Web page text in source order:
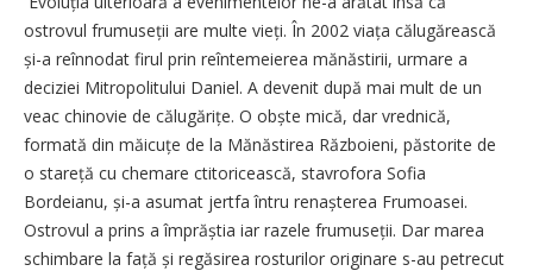
ostrovul frumuseții are multe vieți. În 2002 viața călugărească
și-a reînnodat firul prin reîntemeierea mănăstirii, urmare a
deciziei Mitropolitului Daniel. A devenit după mai mult de un
veac chinovie de călugărițe. O obște mică, dar vrednică,
formată din măicuțe de la Mănăstirea Războieni, păstorite de
o stareță cu chemare ctitoricească, stavrofora Sofia
Bordeianu, și-a asumat jertfa întru renașterea Frumoasei.
Ostrovul a prins a împrăștia iar razele frumuseții. Dar marea
schimbare la față și regăsirea rosturilor originare s-au petrecut